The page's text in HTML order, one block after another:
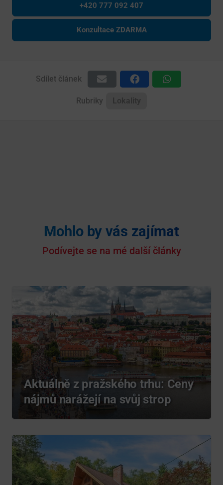
+420 777 092 407
Konzultace ZDARMA
Sdílet článek
Rubriky
Mohlo by vás zajímat
Podívejte se na mé další články
Aktuálně z pražského trhu: Ceny
nájmů narážejí na svůj strop